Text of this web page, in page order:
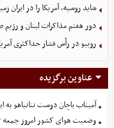
شاید روسیه، آمریکا را در ایران
دور هفتم مذاکرات لبنان و
روبیو در رأس فشار حداکثری
عناوین برگزیده
آمیتاب باچان دوست نتانیاهو
وضعیت هوای کشور امروز جمعه ۱۶ مرداد ۱۴۰۵